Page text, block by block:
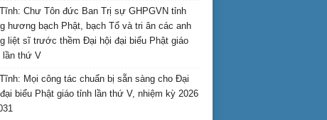
Chư Tôn đức Ban Trị sự GHPGVN tỉnh
hương bạch Phật, bạch Tổ và tri ân các anh
liệt sĩ trước thềm Đại hội đại biểu Phật giáo
lần thứ V
Mọi công tác chuẩn bị sẵn sàng cho Đại
biểu Phật giáo tỉnh lần thứ V, nhiệm kỳ 2026